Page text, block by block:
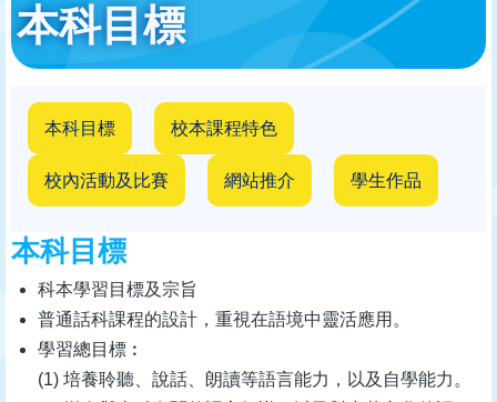
本科目標
本科目標 校本課程特色
校內活動及比賽 網站推介 學生作品
本科目標
科本學習目標及宗旨
普通話科課程的設計，重視在語境中靈活應用。
學習總目標︰
(1) 培養聆聽、說話、朗讀等語言能力，以及自學能力。